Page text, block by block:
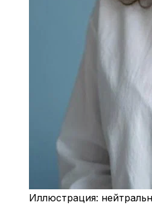
Иллюстрация: